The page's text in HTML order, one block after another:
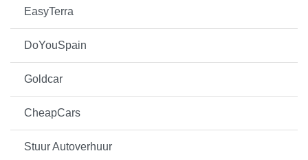
EasyTerra
DoYouSpain
Goldcar
CheapCars
Stuur Autoverhuur